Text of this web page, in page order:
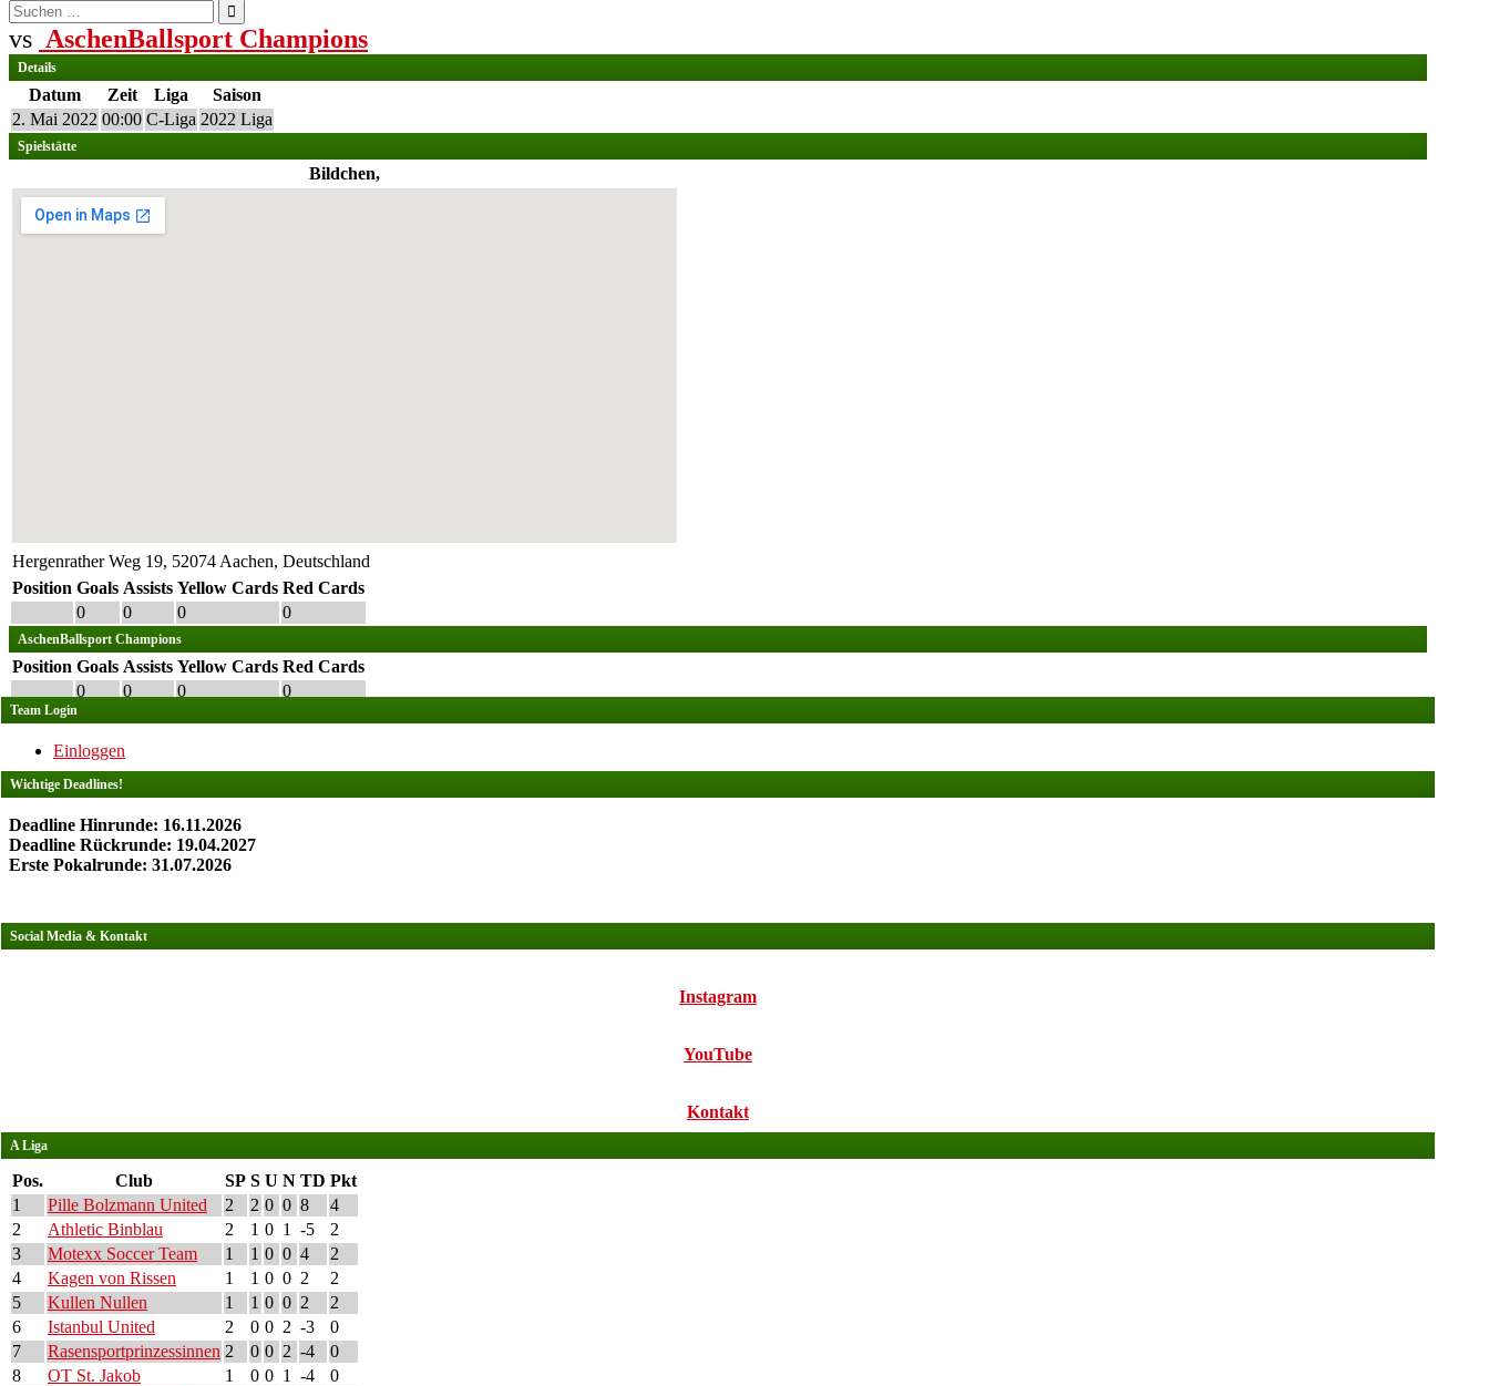
Suchen
nach:
vs AschenBallsport Champions
Details
Datum Zeit Liga
Saison
2. Mai 2022 00:00 C-Liga 2022 Liga
Spielstätte
Bildchen,
Hergenrather Weg 19, 52074 Aachen, Deutschland
Position Goals Assists Yellow Cards Red Cards
0
0 0 0
AschenBallsport Champions
Position Goals Assists Yellow Cards Red Cards
0
0 0 0
Team Login
Einloggen
Wichtige Deadlines!
Deadline Hinrunde: 16.11.2026
Deadline Rückrunde: 19.04.2027
Erste Pokalrunde: 31.07.2026
Social Media & Kontakt
Instagram
YouTube
Kontakt
A Liga
Pos. Club SP S U N TD Pkt
1
Pille Bolzmann United 2 2 0 0 8
4
2
Athletic Binblau 2 1 0 1 -5
2
3
Motexx Soccer Team 1 1 0 0 4
2
4
Kagen von Rissen 1 1 0 0 2
2
5
Kullen Nullen 1 1 0 0 2
2
6
Istanbul United 2 0 0 2 -3
0
7
Rasensportprinzessinnen 2 0 0 2 -4
0
8
OT St. Jakob 1 0 0 1 -4
0